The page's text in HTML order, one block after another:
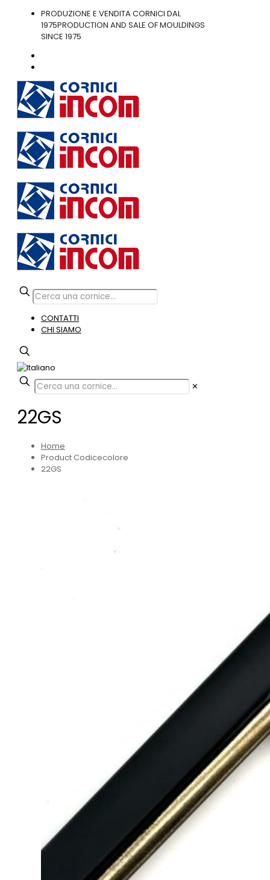
PRODUZIONE E VENDITA CORNICI DAL
1975PRODUCTION AND SALE OF MOULDINGS
SINCE 1975
CONTATTI
CHI SIAMO
✕
22GS
Home
Product Codicecolore
22GS